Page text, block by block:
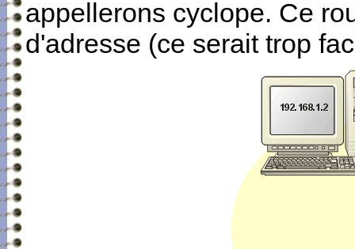
appellerons cyclope. Ce
d'adresse (ce serait trop